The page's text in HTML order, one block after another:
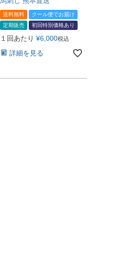
送料無料
クール便でお届け
定期販売
初回特別価格あり
１回あたり ¥6,000税込
詳細を見る